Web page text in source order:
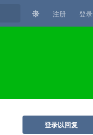
注册 登录
登录以回复